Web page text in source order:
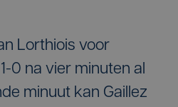
Lorthiois voor
0 na vier minuten al
minuut kan Gaillez